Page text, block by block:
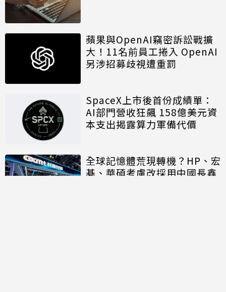
蘋果與OpenAI竊密訴訟戰擴
大！11名前員工捲入 OpenAI
另涉招募歧視遭重罰
SpaceX上市後首份成績單：
AI部門營收狂飆 158億美元資
本支出揭露算力軍備代價
全球記憶體荒現轉機？HP、宏
碁、華碩考慮改採用中國長鑫